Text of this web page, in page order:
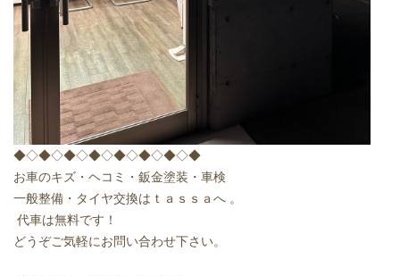
◆◇◆◇◆◇◆◇◆◇◆◇◆◇◆
お車のキズ・ヘコミ・鈑金塗装・車検
一般整備・タイヤ交換はｔａｓｓａへ 。
代車は無料です！
どうぞご気軽にお問い合わせ下さい。